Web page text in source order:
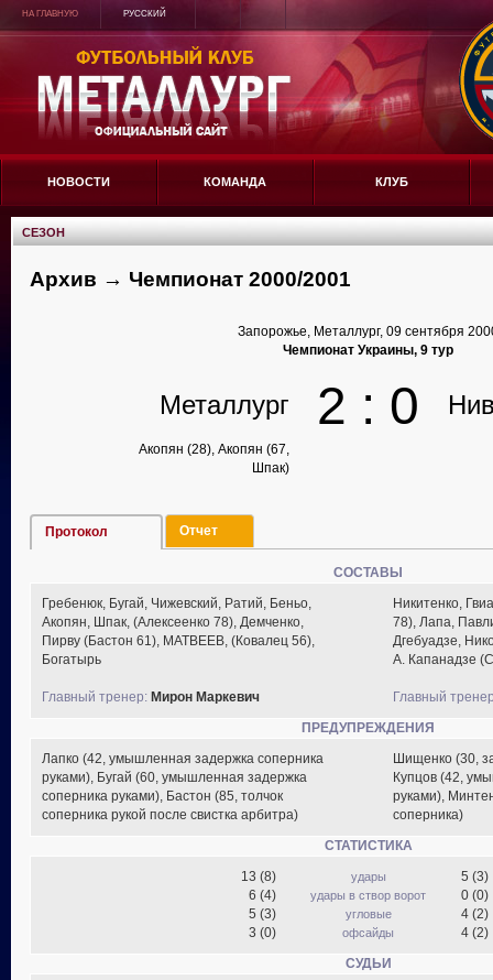
НА ГЛАВНУЮ РУССКИЙ
НОВОСТИ КОМАНДА КЛУБ
СЕЗОН
Архив → Чемпионат 2000/2001
Запорожье, Металлург, 09 сентября
Чемпионат Украины, 9 тур
Металлург 2 : 0
Акопян (28), Акопян (67,
Шпак)
Протокол Отчет
СОСТАВЫ
Гребенюк, Бугай, Чижевский, Ратий, Беньо,
Акопян, Шпак, (Алексеенко 78), Демченко,
Пирву (Бастон 61), МАТВЕЕВ, (Ковалец 56),
Богатырь
Главный тренер: Мирон Маркевич
Никитенко,
78), Лапа,
Дгебуадзе,
А. Капанадзе
Главный
ПРЕДУПРЕЖДЕНИЯ
Лапко (42, умышленная задержка соперника
руками), Бугай (60, умышленная задержка
соперника руками), Бастон (85, толчок
соперника рукой после свистка арбитра)
Шищенко (30,
Купцов (42,
руками),
соперника)
СТАТИСТИКА
13 (8)
6 (4)
5 (3)
3 (0)
удары
удары в створ ворот
угловые
офсайды
5 (3)
0 (0)
4 (2)
4 (2)
СУДЬИ